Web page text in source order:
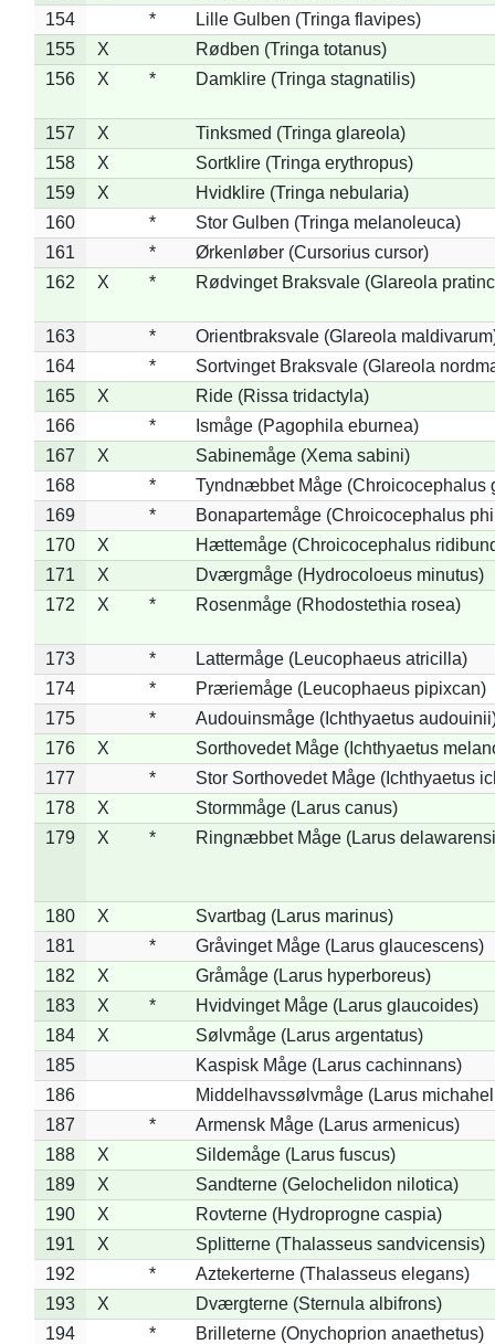
154
*
Lille Gulben (Tringa flavipes)
155
X
Rødben (Tringa totanus)
156
X * Damklire (Tringa stagnatilis)
157 X
Tinksmed (Tringa glareola)
158
X
Sortklire (Tringa erythropus)
159
X
Hvidklire (Tringa nebularia)
160
*
Stor Gulben (Tringa melanoleuca)
161
*
Ørkenløber (Cursorius cursor)
162
X * Rødvinget Braksvale (Glareola
163 *
Orientbraksvale (Glareola
164
*
Sortvinget Braksvale (Glareola
165
X
Ride (Rissa tridactyla)
166
*
Ismåge (Pagophila eburnea)
167
X
Sabinemåge (Xema sabini)
168
*
Tyndnæbbet Måge (Chroicocephalus
169
*
Bonapartemåge (Chroicocephalus
170
X
Hættemåge (Chroicocephalus
171
X
Dværgmåge (Hydrocoloeus minutus)
172
X * Rosenmåge (Rhodostethia rosea)
173 *
Lattermåge (Leucophaeus atricilla)
174
*
Præriemåge (Leucophaeus pipixcan)
175
*
Audouinsmåge (Ichthyaetus
176
X
Sorthovedet Måge (Ichthyaetus
177
*
Stor Sorthovedet Måge (Ichthyaetus
178
X
Stormmåge (Larus canus)
179
X * Ringnæbbet Måge (Larus
180 X
Svartbag (Larus marinus)
181
*
Gråvinget Måge (Larus glaucescens)
182
X
Gråmåge (Larus hyperboreus)
183
X *
Hvidvinget Måge (Larus glaucoides)
184
X
Sølvmåge (Larus argentatus)
185
Kaspisk Måge (Larus cachinnans)
186
Middelhavssølvmåge (Larus
187
*
Armensk Måge (Larus armenicus)
188
X
Sildemåge (Larus fuscus)
189
X
Sandterne (Gelochelidon nilotica)
190
X
Rovterne (Hydroprogne caspia)
191
X
Splitterne (Thalasseus sandvicensis)
192
*
Aztekerterne (Thalasseus elegans)
193
X
Dværgterne (Sternula albifrons)
194
*
Brilleterne (Onychoprion anaethetus)